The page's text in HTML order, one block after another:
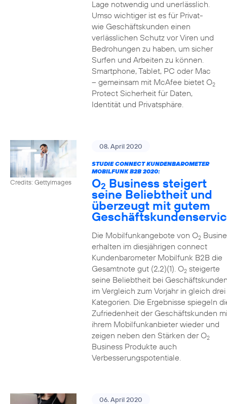
Lage notwendig und unerlässlich.
Umso wichtiger ist es für Privat-
wie Geschäftskunden einen
verlässlichen Schutz vor Viren und
Bedrohungen zu haben, um sicher
Surfen und Arbeiten zu können.
Smartphone, Tablet, PC oder Mac
– gemeinsam mit McAfee bietet O2
Protect Sicherheit für Daten,
Identität und Privatsphäre.
Credits: Gettyimages
08. April 2020
STUDIE CONNECT KUNDENBAROMETER
MOBILFUNK B2B 2020:
O2 Business steigert
seine Beliebtheit und
überzeugt mit gutem
Die Mobilfunkangebote von O2
erhalten im diesjährigen connect
Kundenbarometer Mobilfunk B2B die
Gesamtnote gut (2,2)(1). O2steigerte
seine Beliebtheit bei
im Vergleich zum Vorjahr in gleich drei
Kategorien. Die Ergebnisse spiegeln
Zufriedenheit der Geschäftskunden
ihrem Mobilfunkanbieter wieder und
zeigen neben den Stärken der O2
Business Produkte auch
Verbesserungspotentiale.
06. April 2020